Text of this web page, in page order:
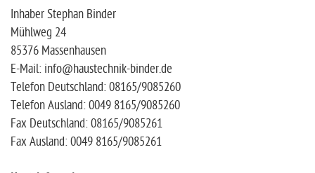
Inhaber Stephan Binder
Mühlweg 24
85376 Massenhausen
E-Mail: info@haustechnik-binder.de
Telefon Deutschland: 08165/9085260
Telefon Ausland: 0049 8165/9085260
Fax Deutschland: 08165/9085261
Fax Ausland: 0049 8165/9085261